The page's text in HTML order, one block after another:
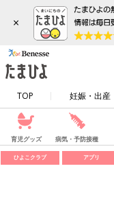
×
TOP 妊娠・出産
育児グッズ 病気・予防接種
ひよこクラブ アプリ